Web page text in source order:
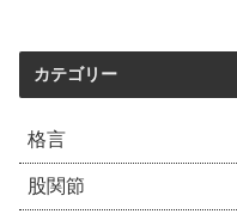
カテゴリー
格言
股関節